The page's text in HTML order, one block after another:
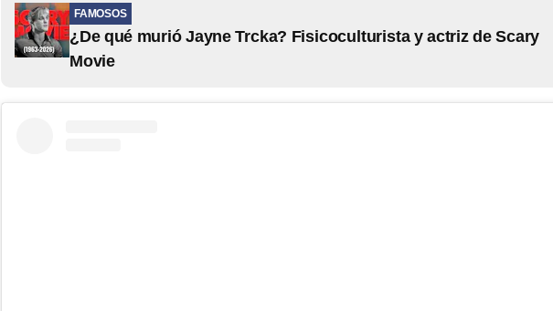
FAMOSOS
¿De qué murió Jayne Trcka? Fisicoculturista y actriz de Scary
Movie